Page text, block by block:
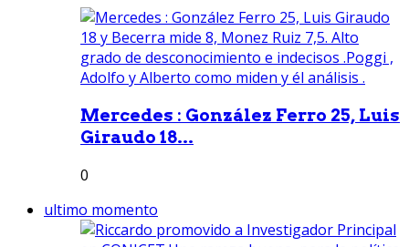
Mercedes : González Ferro 25, Luis
Giraudo 18...
0
ultimo momento